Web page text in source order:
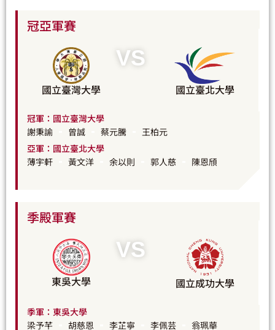
冠亞軍賽
國立臺灣大學
VS
國立臺北大學
冠軍：國立臺灣大學
謝秉諭
曾誠 蔡元騰
王柏元
亞軍：國立臺北大學
薄宇軒
黃文洋 余以則 郭人慈 陳恩頎
季殿軍賽
東吳大學
VS
國立成功大學
季軍：東吳大學
梁予芊
胡慈恩 李芷寧 李佩芸
翁珮華